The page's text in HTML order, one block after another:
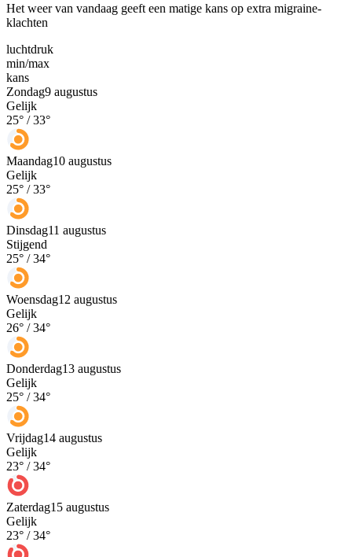
Het weer van vandaag geeft een matige kans op extra migraine-
klachten
luchtdruk
min/max
kans
Zondag9 augustus
Gelijk
25° /33°
Maandag10 augustus
Gelijk
25° /33°
Dinsdag11 augustus
Stijgend
25° /34°
Woensdag12 augustus
Gelijk
26° /34°
Donderdag13 augustus
Gelijk
25° /34°
Vrijdag14 augustus
Gelijk
23° /34°
Zaterdag15 augustus
Gelijk
23° /34°